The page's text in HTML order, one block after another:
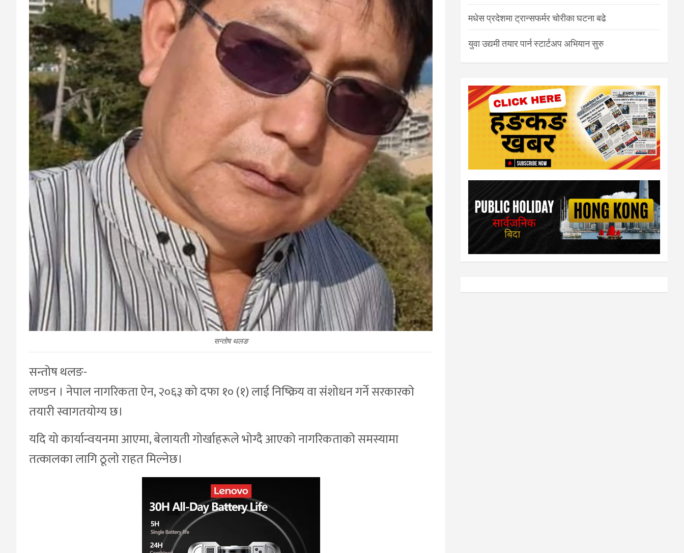
सन्तोष थलङ
सन्तोष थलङ-
लण्डन । नेपाल नागरिकता ऐन, २०६३ को दफा १० (१) लाई निष्क्रिय वा संशोधन गर्ने सरकारको
तयारी स्वागतयोग्य छ।
यदि यो कार्यान्वयनमा आएमा, बेलायती गोर्खाहरूले भोग्दै आएको नागरिकताको समस्यामा
तत्कालका लागि ठूलो राहत मिल्नेछ।
मधेस प्रदेशमा ट्रान्सफर्मर चोरीका घटना बढे
युवा उद्यमी तयार पार्न स्टार्टअप अभियान सुरु